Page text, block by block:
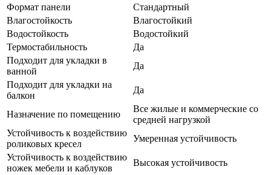
Формат панели
Стандартный
Влагостойкость
Влагостойкий
Водостойкость
Водостойкий
Термостабильность
Да
Подходит для укладки в
ванной
Да
Подходит для укладки на
балкон
Да
Назначение по помещению
Все жилые и коммерческие со
средней нагрузкой
Устойчивость к воздействию
роликовых кресел
Умеренная устойчивость
Устойчивость к воздействию
ножек мебели и каблуков
Высокая устойчивость